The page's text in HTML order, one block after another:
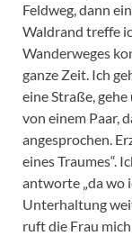
Feldweg, dann
Waldrand treffe
Wanderweges
ganze Zeit. Ich
eine Straße,
von einem Paar,
angesprochen.
eines Traumes“.
antworte „da wo
Unterhaltung
ruft die Frau